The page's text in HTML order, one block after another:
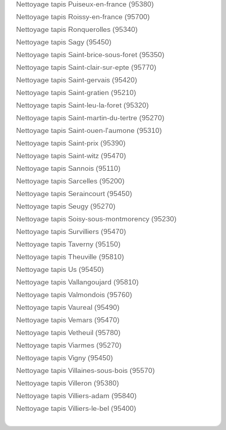
Nettoyage tapis Puiseux-en-france (95380)
Nettoyage tapis Roissy-en-france (95700)
Nettoyage tapis Ronquerolles (95340)
Nettoyage tapis Sagy (95450)
Nettoyage tapis Saint-brice-sous-foret (95350)
Nettoyage tapis Saint-clair-sur-epte (95770)
Nettoyage tapis Saint-gervais (95420)
Nettoyage tapis Saint-gratien (95210)
Nettoyage tapis Saint-leu-la-foret (95320)
Nettoyage tapis Saint-martin-du-tertre (95270)
Nettoyage tapis Saint-ouen-l'aumone (95310)
Nettoyage tapis Saint-prix (95390)
Nettoyage tapis Saint-witz (95470)
Nettoyage tapis Sannois (95110)
Nettoyage tapis Sarcelles (95200)
Nettoyage tapis Seraincourt (95450)
Nettoyage tapis Seugy (95270)
Nettoyage tapis Soisy-sous-montmorency (95230)
Nettoyage tapis Survilliers (95470)
Nettoyage tapis Taverny (95150)
Nettoyage tapis Theuville (95810)
Nettoyage tapis Us (95450)
Nettoyage tapis Vallangoujard (95810)
Nettoyage tapis Valmondois (95760)
Nettoyage tapis Vaureal (95490)
Nettoyage tapis Vemars (95470)
Nettoyage tapis Vetheuil (95780)
Nettoyage tapis Viarmes (95270)
Nettoyage tapis Vigny (95450)
Nettoyage tapis Villaines-sous-bois (95570)
Nettoyage tapis Villeron (95380)
Nettoyage tapis Villiers-adam (95840)
Nettoyage tapis Villiers-le-bel (95400)